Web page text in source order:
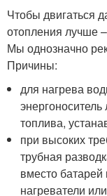
Чтобы двигаться
отопления лучше
Мы однозначно
Причины:
для нагрева
топлива,
при высоких
трубная
вместо
нагреватели